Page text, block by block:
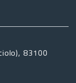
83100